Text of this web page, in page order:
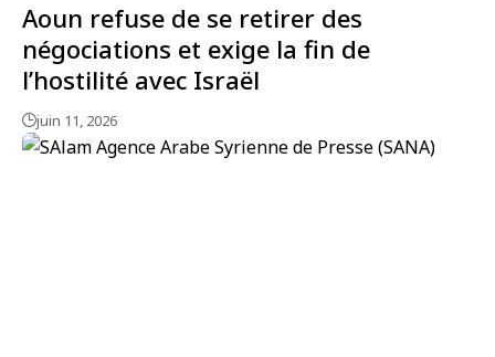
Aoun refuse de se retirer des
négociations et exige la fin de
l’hostilité avec Israël
juin 11, 2026